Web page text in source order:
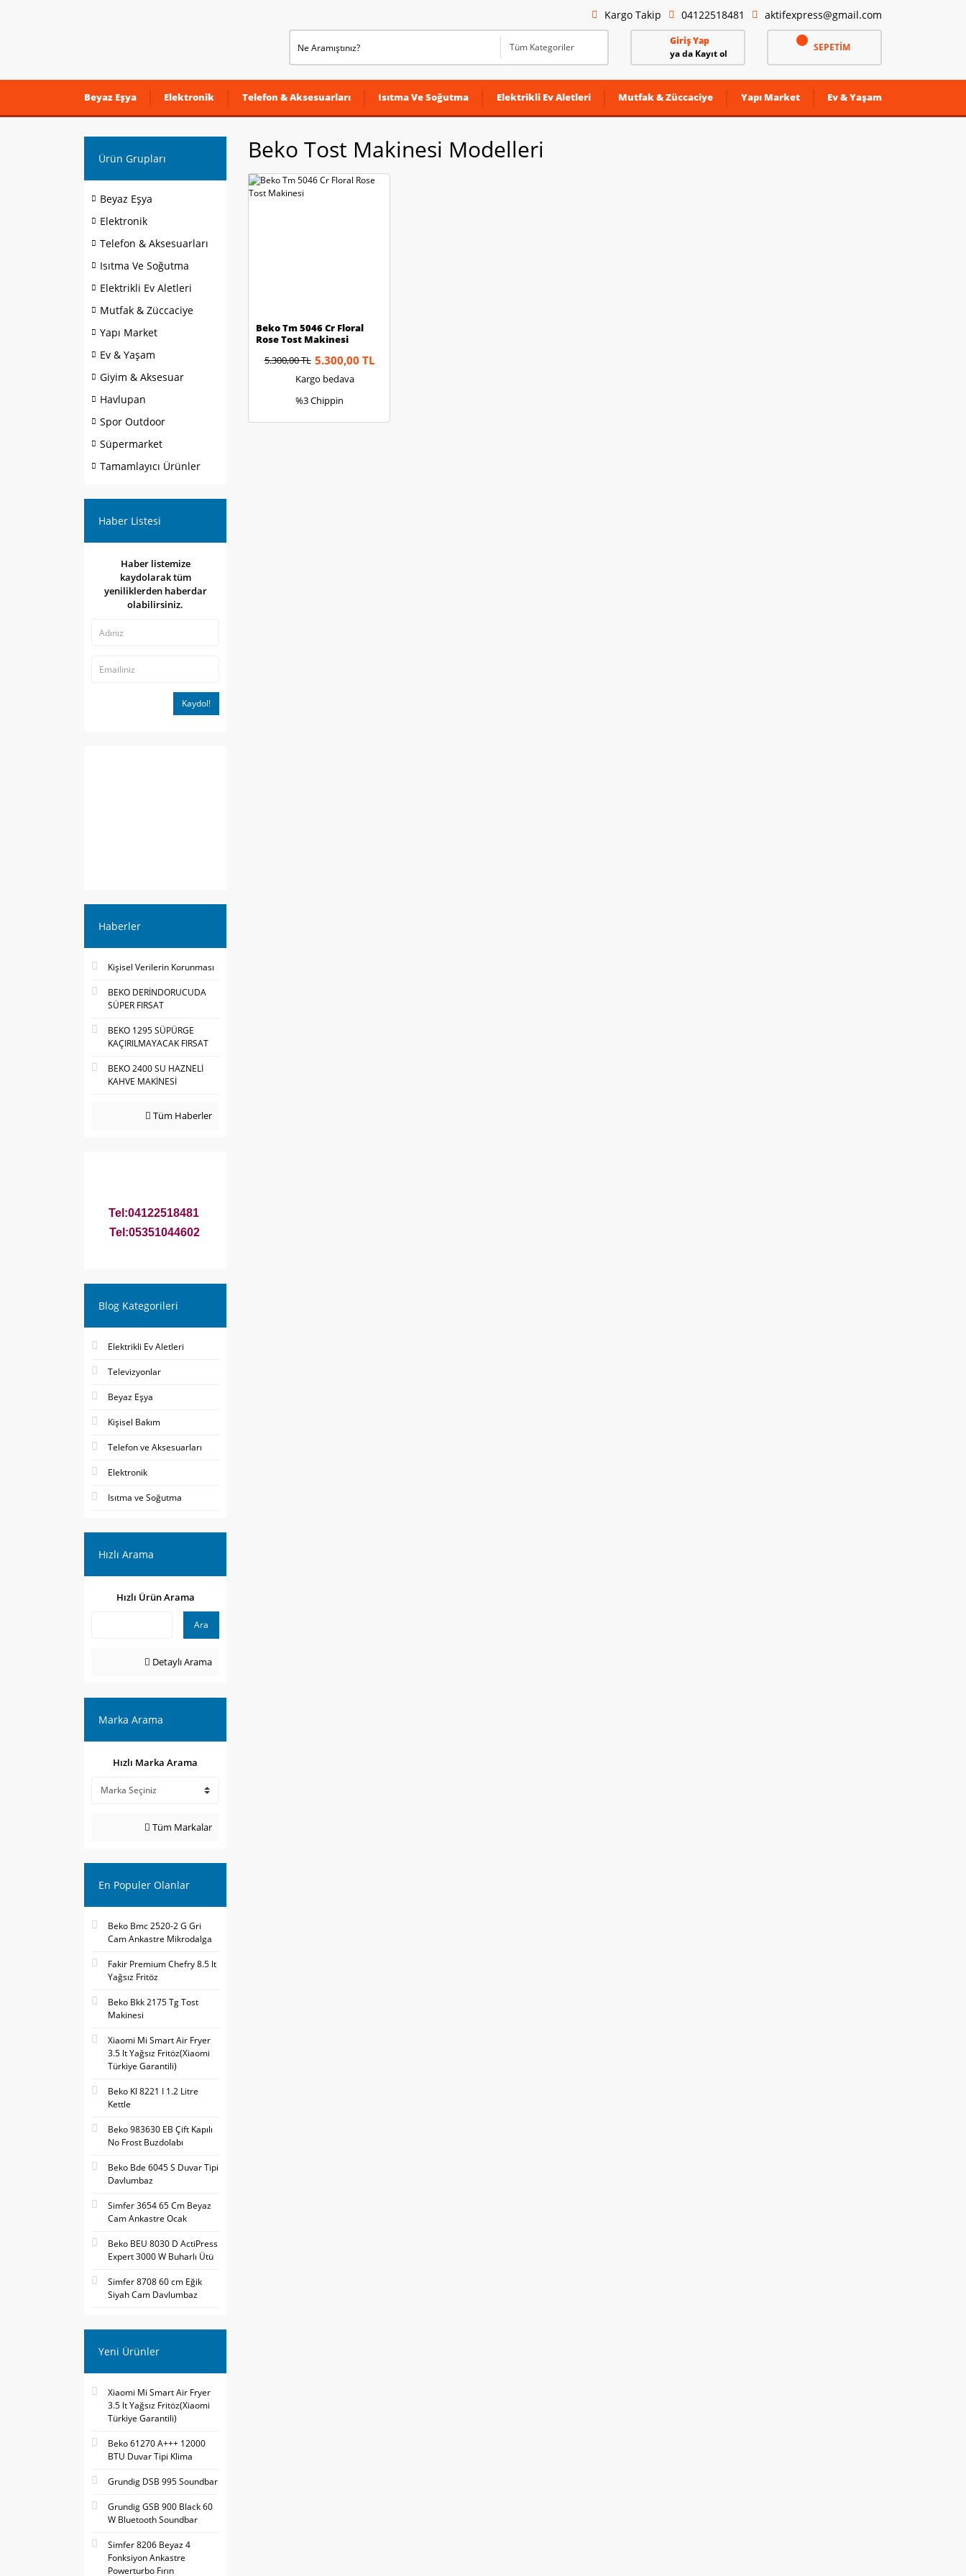
Kargo Takip 04122518481 aktifexpress@gmail.com
Giriş Yap
ya da Kayıt ol
SEPETİM
Beyaz Eşya Elektronik Telefon & Aksesuarları Isıtma Ve Soğutma Elektrikli Ev Aletleri Mutfak & Züccaciye Yapı Market Ev & Yaşam
Ürün Grupları
Beyaz Eşya
Elektronik
Telefon & Aksesuarları
Isıtma Ve Soğutma
Elektrikli Ev Aletleri
Mutfak & Züccaciye
Yapı Market
Ev & Yaşam
Giyim & Aksesuar
Havlupan
Spor Outdoor
Süpermarket
Tamamlayıcı Ürünler
Haber Listesi
Haber listemize
kaydolarak tüm
yeniliklerden haberdar
olabilirsiniz.
Kaydol!
Haberler
Kişisel Verilerin Korunması
BEKO DERİNDORUCUDA
SÜPER FIRSAT
BEKO 1295 SÜPÜRGE
KAÇIRILMAYACAK FIRSAT
BEKO 2400 SU HAZNELİ
KAHVE MAKİNESİ
Tüm Haberler
Tel:04122518481
Tel:05351044602
Blog Kategorileri
Elektrikli Ev Aletleri
Televizyonlar
Beyaz Eşya
Kişisel Bakım
Telefon ve Aksesuarları
Elektronik
Isıtma ve Soğutma
Hızlı Arama
Hızlı Ürün Arama
Ara
Detaylı Arama
Marka Arama
Hızlı Marka Arama
Tüm Markalar
En Populer Olanlar
Beko Bmc 2520-2 G Gri
Cam Ankastre Mikrodalga
Fakir Premium Chefry 8.5 lt
Yağsız Fritöz
Beko Bkk 2175 Tg Tost
Makinesi
Xiaomi Mi Smart Air Fryer
3.5 lt Yağsız Fritöz(Xiaomi
Türkiye Garantili)
Beko Kl 8221 I 1.2 Litre
Kettle
Beko 983630 EB Çift Kapılı
No Frost Buzdolabı
Beko Bde 6045 S Duvar Tipi
Davlumbaz
Simfer 3654 65 Cm Beyaz
Cam Ankastre Ocak
Beko BEU 8030 D ActiPress
Expert 3000 W Buharlı Ütü
Simfer 8708 60 cm Eğik
Siyah Cam Davlumbaz
Yeni Ürünler
Xiaomi Mi Smart Air Fryer
3.5 lt Yağsız Fritöz(Xiaomi
Türkiye Garantili)
Beko 61270 A+++ 12000
BTU Duvar Tipi Klima
Grundig DSB 995 Soundbar
Grundig GSB 900 Black 60
W Bluetooth Soundbar
Simfer 8206 Beyaz 4
Fonksiyon Ankastre
Powerturbo Fırın
Beko Tost Makinesi Modelleri
Beko Tm 5046 Cr Floral
Rose Tost Makinesi
5.300,00 TL 5.300,00 TL
Kargo bedava
%3 Chippin